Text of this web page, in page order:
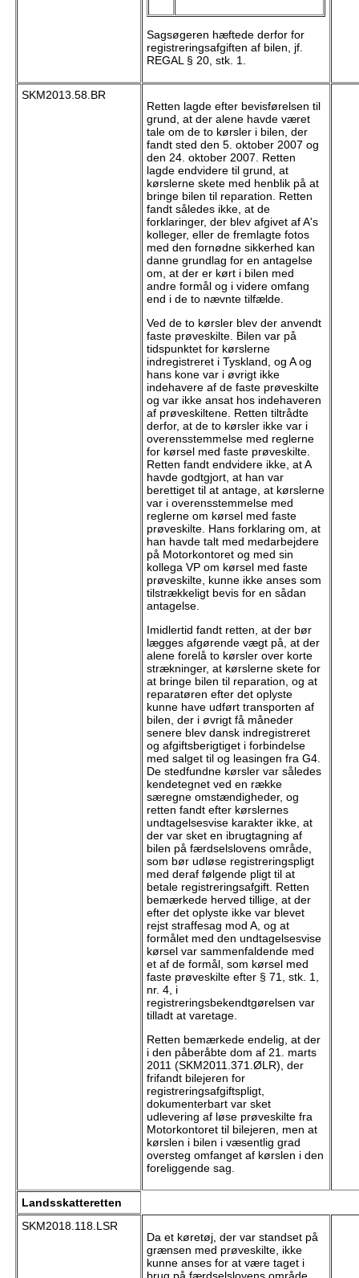
Sagsøgeren hæftede derfor for
registreringsafgiften af bilen, jf.
REGAL § 20, stk. 1.
SKM2013.58.BR
Retten lagde efter bevisførelsen til
grund, at der alene havde været
tale om de to kørsler i bilen, der
fandt sted den 5. oktober 2007 og
den 24. oktober 2007. Retten
lagde endvidere til grund, at
kørslerne skete med henblik på at
bringe bilen til reparation. Retten
fandt således ikke, at de
forklaringer, der blev afgivet af A's
kolleger, eller de fremlagte fotos
med den fornødne sikkerhed kan
danne grundlag for en antagelse
om, at der er kørt i bilen med
andre formål og i videre omfang
end i de to nævnte tilfælde.
Ved de to kørsler blev der anvendt
faste prøveskilte. Bilen var på
tidspunktet for kørslerne
indregistreret i Tyskland, og A og
hans kone var i øvrigt ikke
indehavere af de faste prøveskilte
og var ikke ansat hos indehaveren
af prøveskiltene. Retten tiltrådte
derfor, at de to kørsler ikke var i
overensstemmelse med reglerne
for kørsel med faste prøveskilte.
Retten fandt endvidere ikke, at A
havde godtgjort, at han var
berettiget til at antage, at kørslerne
var i overensstemmelse med
reglerne om kørsel med faste
prøveskilte. Hans forklaring om, at
han havde talt med medarbejdere
på Motorkontoret og med sin
kollega VP om kørsel med faste
prøveskilte, kunne ikke anses som
tilstrækkeligt bevis for en sådan
antagelse.
Imidlertid fandt retten, at der bør
lægges afgørende vægt på, at der
alene forelå to kørsler over korte
strækninger, at kørslerne skete for
at bringe bilen til reparation, og at
reparatøren efter det oplyste
kunne have udført transporten af
bilen, der i øvrigt få måneder
senere blev dansk indregistreret
og afgiftsberigtiget i forbindelse
med salget til og leasingen fra G4.
De stedfundne kørsler var således
kendetegnet ved en række
særegne omstændigheder, og
retten fandt efter kørslernes
undtagelsesvise karakter ikke, at
der var sket en ibrugtagning af
bilen på færdselslovens område,
som bør udløse registreringspligt
med deraf følgende pligt til at
betale registreringsafgift. Retten
bemærkede herved tillige, at der
efter det oplyste ikke var blevet
rejst straffesag mod A, og at
formålet med den undtagelsesvise
kørsel var sammenfaldende med
et af de formål, som kørsel med
faste prøveskilte efter § 71, stk. 1,
nr. 4, i
registreringsbekendtgørelsen var
tilladt at varetage.
Retten bemærkede endelig, at der
i den påberåbte dom af 21. marts
2011 (SKM2011.371.ØLR), der
frifandt bilejeren for
registreringsafgiftspligt,
dokumenterbart var sket
udlevering af løse prøveskilte fra
Motorkontoret til bilejeren, men at
kørslen i bilen i væsentlig grad
oversteg omfanget af kørslen i den
foreliggende sag.
Landsskatteretten
SKM2018.118.LSR
Da et køretøj, der var standset på
grænsen med prøveskilte, ikke
kunne anses for at være taget i
brug på færdselslovens område,